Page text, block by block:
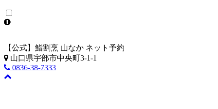
【公式】鮨割烹 山なか ネット予約
山口県宇部市中央町3-1-1
0836-38-7333